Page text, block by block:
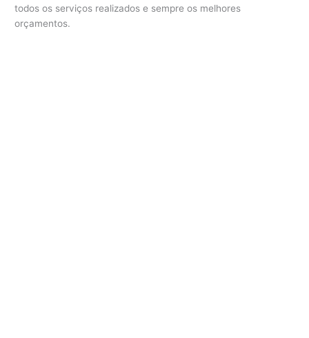
todos os serviços realizados e sempre os melhores
orçamentos.